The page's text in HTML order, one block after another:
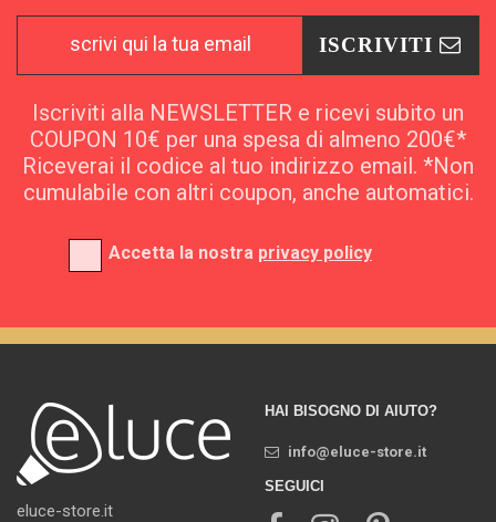
ISCRIVITI
Iscriviti alla NEWSLETTER e ricevi subito un
COUPON 10€ per una spesa di almeno 200€*
Riceverai il codice al tuo indirizzo email. *Non
cumulabile con altri coupon, anche automatici.
Accetta la nostra privacy policy
eluce-store.it
HAI BISOGNO DI AIUTO?
info@eluce-store.it
SEGUICI